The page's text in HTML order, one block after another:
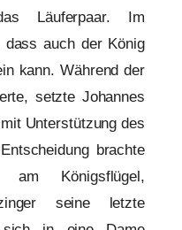
Läuferpaar. Im
auch der König
kann. Während der
setzte Johannes
Unterstützung des
brachte
Königsflügel,
seine letzte